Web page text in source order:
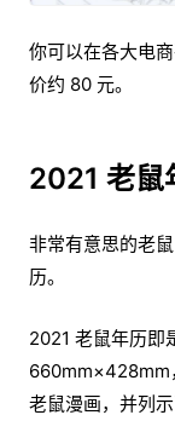
你可以在各大电
价约 80 元。
2021 老鼠
非常有意思的老
历。
2021 老鼠年历即
660mm×428mm
老鼠漫画，并列